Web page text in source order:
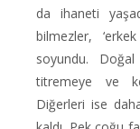
da ihaneti
bilmezler,
soyundu.
titremeye ve
Diğerleri ise